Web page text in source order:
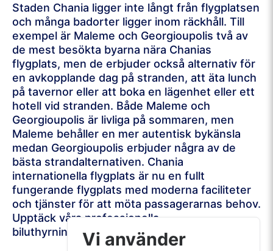
Staden Chania ligger inte långt från flygplatsen
och många badorter ligger inom räckhåll. Till
exempel är Maleme och Georgioupolis två av
de mest besökta byarna nära Chanias
flygplats, men de erbjuder också alternativ för
en avkopplande dag på stranden, att äta lunch
på tavernor eller att boka en lägenhet eller ett
hotell vid stranden. Både Maleme och
Georgioupolis är livliga på sommaren, men
Maleme behåller en mer autentisk bykänsla
medan Georgioupolis erbjuder några av de
bästa strandalternativen. Chania
internationella flygplats är nu en fullt
fungerande flygplats med moderna faciliteter
och tjänster för att möta passagerarnas behov.
Upptäck våra professionella
biluthyrningstjänster på Chania flygplats idag!
Vi använder